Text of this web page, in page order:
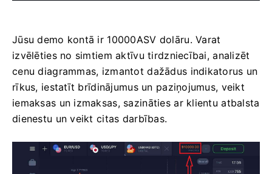
Jūsu demo kontā ir 10000ASV dolāru. Varat
izvēlēties no simtiem aktīvu tirdzniecībai, analizēt
cenu diagrammas, izmantot dažādus indikatorus un
rīkus, iestatīt brīdinājumus un paziņojumus, veikt
iemaksas un izmaksas, sazināties ar klientu atbalsta
dienestu un veikt citas darbības.